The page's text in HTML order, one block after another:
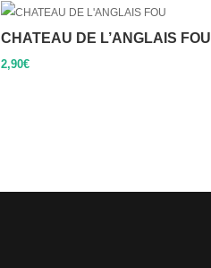
CHATEAU DE L’ANGLAIS FOU
2,90€